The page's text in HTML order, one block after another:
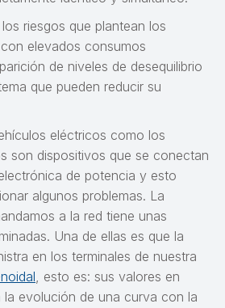
riesgos que plantean los
elevados consumos
de niveles de desequilibrio
que pueden reducir su
eléctricos como los
son dispositivos que se conectan
de potencia y esto
algunos problemas. La
a la red tiene unas
Una de ellas es que la
en los terminales de nuestra
, esto es: sus valores en
la evolución de una curva con la